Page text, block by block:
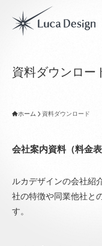
資料ダウンロー
ホーム 資料ダウンロード
会社案内資料（料金
ルカデザインの会社紹
社の特徴や同業他社と
す。